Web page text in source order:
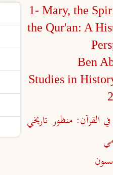
1- Mary, the
the Qur'an: A
Ben
Studies in
القرآن: منظور تاريخي